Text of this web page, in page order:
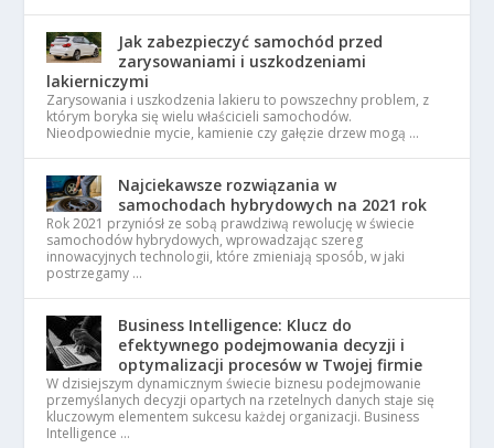
Jak zabezpieczyć samochód przed
zarysowaniami i uszkodzeniami
lakierniczymi
Zarysowania i uszkodzenia lakieru to powszechny problem, z
którym boryka się wielu właścicieli samochodów.
Nieodpowiednie mycie, kamienie czy gałęzie drzew mogą …
Najciekawsze rozwiązania w
samochodach hybrydowych na 2021 rok
Rok 2021 przyniósł ze sobą prawdziwą rewolucję w świecie
samochodów hybrydowych, wprowadzając szereg
innowacyjnych technologii, które zmieniają sposób, w jaki
postrzegamy …
Business Intelligence: Klucz do
efektywnego podejmowania decyzji i
optymalizacji procesów w Twojej firmie
W dzisiejszym dynamicznym świecie biznesu podejmowanie
przemyślanych decyzji opartych na rzetelnych danych staje się
kluczowym elementem sukcesu każdej organizacji. Business
Intelligence …